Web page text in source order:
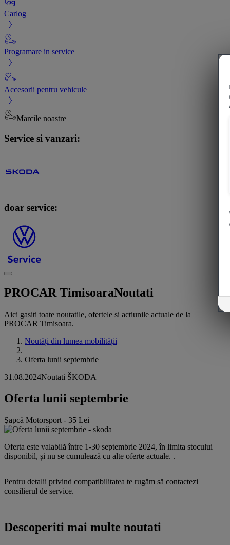
Carlog
Programare in service
Accesorii pentru vehicule
Marcile noastre
Service si vanzari:
doar service:
PROCAR TimisoaraNoutati
Aici gasiti toate noutatile, ofertele si actiunile actuale de la
PROCAR Timisoara.
Noutăți din lumea mobilității
Oferta lunii septembrie
31.08.2024Noutati ŠKODA
Oferta lunii septembrie
Şapcă Motorsport - 35 Lei
Oferta este valabilă între 1-30 septembrie 2024, în limita stocului
disponibil, și nu se cumulează cu alte oferte actuale. .
Pentru detalii privind compatibilitatea te rugăm să contactezi
consilierul de service.
Descoperiti mai multe noutati